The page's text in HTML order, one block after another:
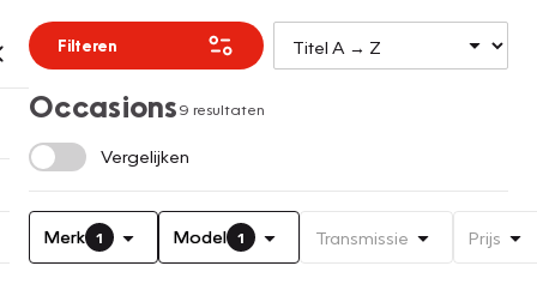
Filteren
Occasions9 resultaten
Vergelijken
Merk 1 Model 1 Transmissie Prijs